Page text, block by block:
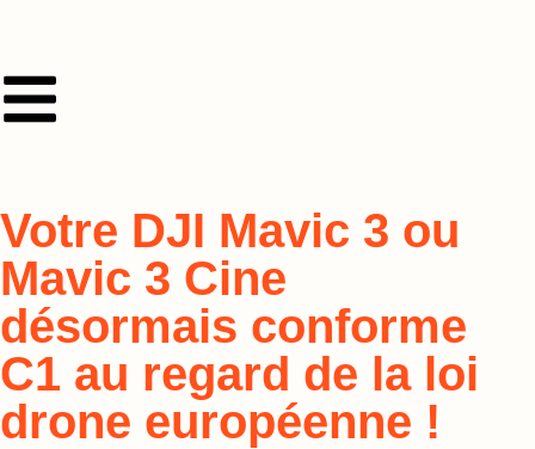
Votre DJI Mavic 3 ou
Mavic 3 Cine
désormais conforme
C1 au regard de la loi
drone européenne !